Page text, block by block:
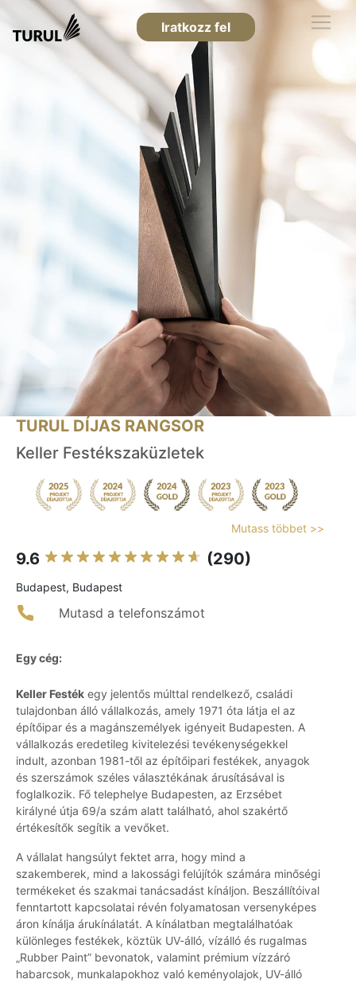
Iratkozz fel
TURUL DÍJAS RANGSOR
Keller Festékszaküzletek
Mutass többet >>
9.6 (290)
Budapest, Budapest
Mutasd a telefonszámot
Egy cég:
Keller Festék egy jelentős múlttal rendelkező, családi
tulajdonban álló vállalkozás, amely 1971 óta látja el az
építőipar és a magánszemélyek igényeit Budapesten. A
vállalkozás eredetileg kivitelezési tevékenységekkel
indult, azonban 1981-től az építőipari festékek, anyagok
és szerszámok széles választékának árusításával is
foglalkozik. Fő telephelye Budapesten, az Erzsébet
királyné útja 69/a szám alatt található, ahol szakértő
értékesítők segítik a vevőket.
A vállalat hangsúlyt fektet arra, hogy mind a
szakemberek, mind a lakossági felújítók számára minőségi
termékeket és szakmai tanácsadást kínáljon. Beszállítóival
fenntartott kapcsolatai révén folyamatosan versenyképes
áron kínálja árukínálatát. A kínálatban megtalálhatóak
különleges festékek, köztük UV-álló, vízálló és rugalmas
„Rubber Paint” bevonatok, valamint prémium vízzáró
habarcsok, munkalapokhoz való keményolajok, UV-álló